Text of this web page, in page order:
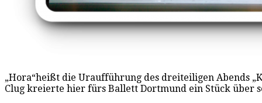
„Hora“heißt die Uraufführung des dreiteiligen Abends
Clug kreierte hier fürs Ballett Dortmund ein Stück über